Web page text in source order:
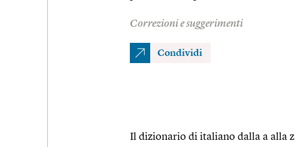
Correzioni e suggerimenti
Condividi
Il dizionario di italiano dalla a alla z